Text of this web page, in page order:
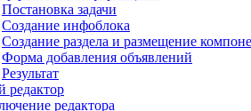
Постановка задачи
Создание инфоблока
Создание раздела и размещение
Форма добавления объявлений
Результат
редактор
редактора